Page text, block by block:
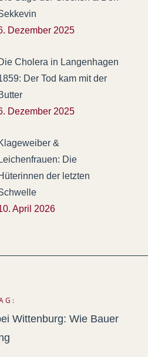
Dezember 2025
Cholera in Langenhagen
Der Tod kam mit der
Dezember 2025
&
Leichenfrauen: Die
der letzten
April 2026
Wittenburg: Wie Bauer